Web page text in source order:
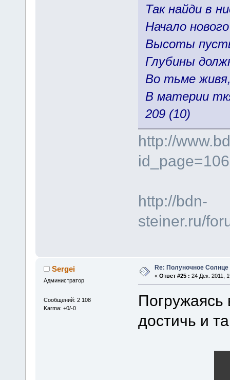
Так найди в
Начало
Высоты
Глубины
Во тьме
В материи
209 (10)
http://
http://bdn-
steiner.ru/
Sergei
Администратор
Сообщений: 2 108
Karma: +0/-0
Re: Полуночное Солнце
« Ответ #25 : 24 Дек. 2011,
достичь и